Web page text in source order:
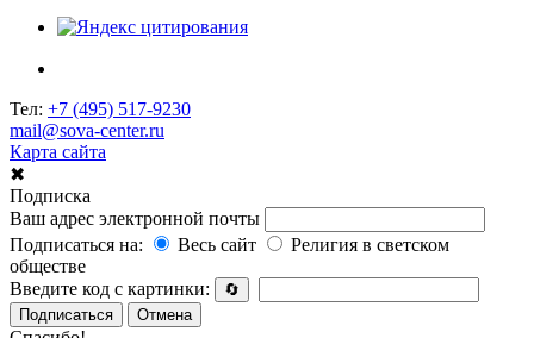
Тел: +7 (495) 517-9230
mail@sova-center.ru
Карта сайта
✖
Подписка
Ваш адрес электронной почты
Подписаться на:
Весь сайт
Религия в светском
обществе
Введите код с картинки:
🔄
Подписаться
Отмена